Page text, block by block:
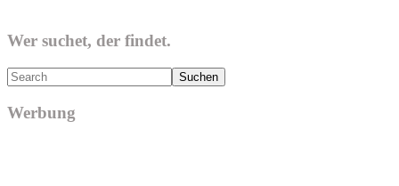
Wer suchet, der findet.
Search
Werbung